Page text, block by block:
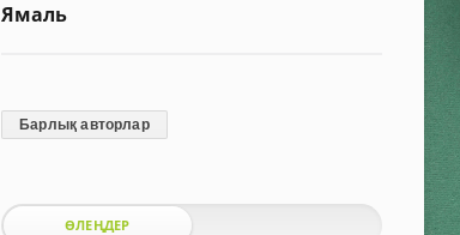
Ямаль
Барлық авторлар
ӨЛЕҢДЕР